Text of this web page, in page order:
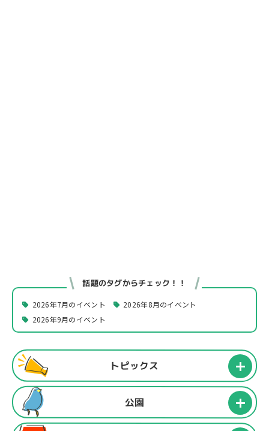
話題のタグからチェック！！
2026年7月のイベント
2026年8月のイベント
2026年9月のイベント
トピックス
公園